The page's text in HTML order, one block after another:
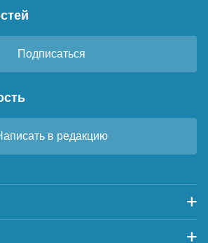
Подписаться
в редакцию